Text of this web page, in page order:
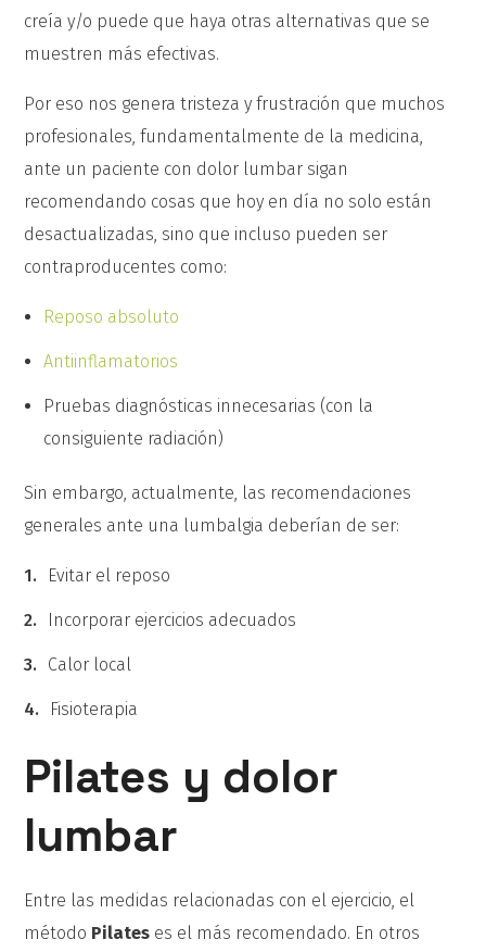
creía y/o puede que haya otras alternativas que se
muestren más efectivas.
Por eso nos genera tristeza y frustración que muchos
profesionales, fundamentalmente de la medicina,
ante un paciente con dolor lumbar sigan
recomendando cosas que hoy en día no solo están
desactualizadas, sino que incluso pueden ser
contraproducentes como:
Reposo absoluto
Antiinflamatorios
Pruebas diagnósticas innecesarias (con la
consiguiente radiación)
Sin embargo, actualmente, las recomendaciones
generales ante una lumbalgia deberían de ser:
Evitar el reposo
Incorporar ejercicios adecuados
Calor local
Fisioterapia
Pilates y dolor
lumbar
Entre las medidas relacionadas con el ejercicio, el
método Pilates es el más recomendado. En otros